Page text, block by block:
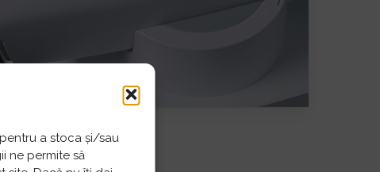
a stoca și/sau
ne permite să